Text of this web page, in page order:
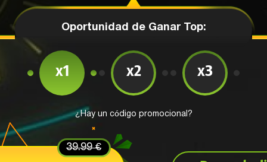
Oportunidad de Ganar Top:
x1 x2 x3
¿Hay un código promocional?
39.99 €